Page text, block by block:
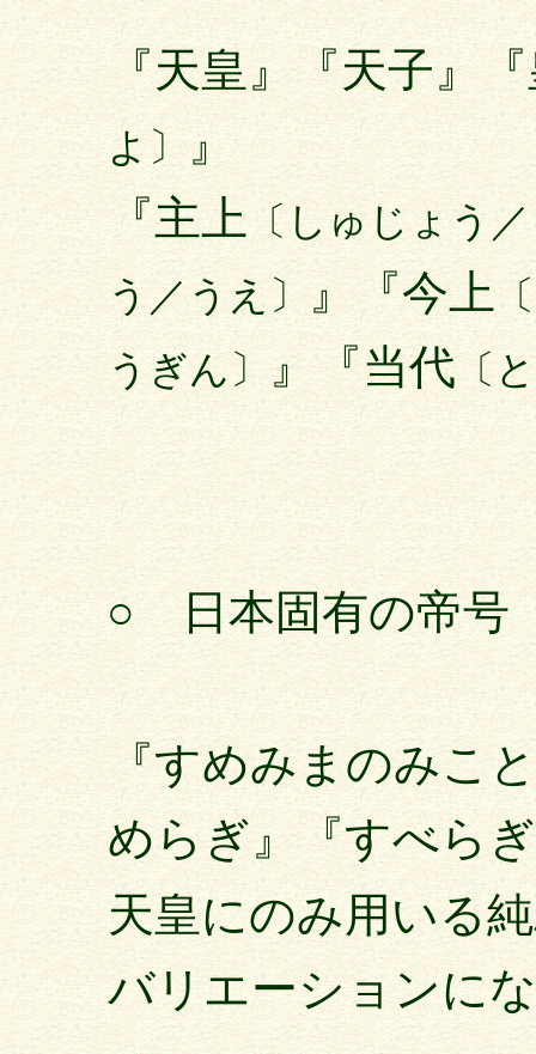
『天皇』『天子』
よ〕』
『主上〔しゅじょう
う／うえ〕』『今上
うぎん〕 』『当代〔
○ 日本固有の帝号
『すめみまのみこ
めらぎ』『すべら
天皇にのみ用いる
バリエーションに